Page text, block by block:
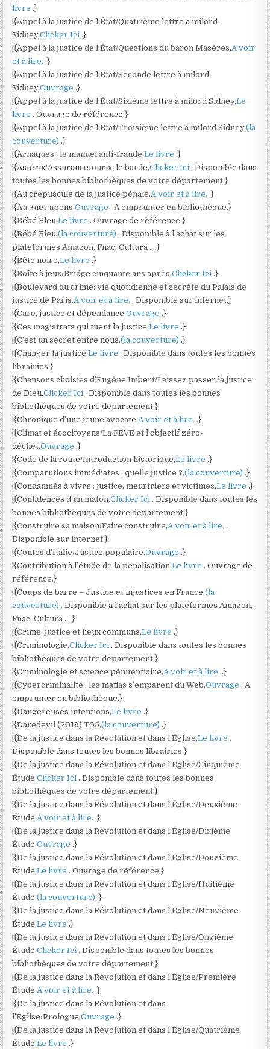
livre.}
|{Appel à la justice de l’État/Quatrième lettre à milord
Sidney,Clicker Ici.}
|{Appel à la justice de l’État/Questions du baron Masères,A voir
et à lire..}
|{Appel à la justice de l’État/Seconde lettre à milord
Sidney,Ouvrage.}
|{Appel à la justice de l’État/Sixième lettre à milord Sidney,Le
livre. Ouvrage de référence.}
|{Appel à la justice de l’État/Troisième lettre à milord Sidney,(la
couverture).}
|{Arnaques : le manuel anti-fraude,Le livre.}
|{Astérix/Assurancetourix, le barde,Clicker Ici. Disponible dans
toutes les bonnes bibliothèques de votre département.}
|{Au crépuscule de la justice pénale,A voir et à lire..}
|{Au guet-apens,Ouvrage. A emprunter en bibliothèque.}
|{Bébé Bleu,Le livre. Ouvrage de référence.}
|{Bébé Bleu,(la couverture). Disponible à l’achat sur les
plateformes Amazon, Fnac, Cultura ….}
|{Bête noire,Le livre.}
|{Boîte à jeux/Bridge cinquante ans après,Clicker Ici.}
|{Boulevard du crime: vie quotidienne et secrète du Palais de
justice de Paris,A voir et à lire.. Disponible sur internet.}
|{Care, justice et dépendance,Ouvrage.}
|{Ces magistrats qui tuent la justice,Le livre.}
|{C’est un secret entre nous,(la couverture).}
|{Changer la justice,Le livre. Disponible dans toutes les bonnes
librairies.}
|{Chansons choisies d’Eugène Imbert/Laissez passer la justice
de Dieu,Clicker Ici. Disponible dans toutes les bonnes
bibliothèques de votre département.}
|{Chronique d’une jeune avocate,A voir et à lire..}
|{Climat et écocitoyens/La FEVE et l’objectif zéro-
déchet,Ouvrage.}
|{Code de la route/Introduction historique,Le livre.}
|{Comparutions immédiates : quelle justice ?,(la couverture).}
|{Condamnés à vivre : justice, meurtriers et victimes,Le livre.}
|{Confidences d’un maton,Clicker Ici. Disponible dans toutes les
bonnes bibliothèques de votre département.}
|{Construire sa maison/Faire construire,A voir et à lire..
Disponible sur internet.}
|{Contes d’Italie/Justice populaire,Ouvrage.}
|{Contribution à l’étude de la pénalisation,Le livre. Ouvrage de
référence.}
|{Coups de barre – Justice et injustices en France,(la
couverture). Disponible à l’achat sur les plateformes Amazon,
Fnac, Cultura ….}
|{Crime, justice et lieux communs,Le livre.}
|{Criminologie,Clicker Ici. Disponible dans toutes les bonnes
bibliothèques de votre département.}
|{Criminologie et science pénitentiaire,A voir et à lire..}
|{Cybercriminalité : les mafias s’emparent du Web,Ouvrage. A
emprunter en bibliothèque.}
|{Dangereuses intentions,Le livre.}
|{Daredevil (2016) T05,(la couverture).}
|{De la justice dans la Révolution et dans l’Église,Le livre.
Disponible dans toutes les bonnes librairies.}
|{De la justice dans la Révolution et dans l’Église/Cinquième
Étude,Clicker Ici. Disponible dans toutes les bonnes
bibliothèques de votre département.}
|{De la justice dans la Révolution et dans l’Église/Deuxième
Étude,A voir et à lire..}
|{De la justice dans la Révolution et dans l’Église/Dixième
Étude,Ouvrage.}
|{De la justice dans la Révolution et dans l’Église/Douzième
Étude,Le livre. Ouvrage de référence.}
|{De la justice dans la Révolution et dans l’Église/Huitième
Étude,(la couverture).}
|{De la justice dans la Révolution et dans l’Église/Neuvième
Étude,Le livre.}
|{De la justice dans la Révolution et dans l’Église/Onzième
Étude,Clicker Ici. Disponible dans toutes les bonnes
bibliothèques de votre département.}
|{De la justice dans la Révolution et dans l’Église/Première
Étude,A voir et à lire..}
|{De la justice dans la Révolution et dans
l’Église/Prologue,Ouvrage.}
|{De la justice dans la Révolution et dans l’Église/Quatrième
Étude,Le livre.}